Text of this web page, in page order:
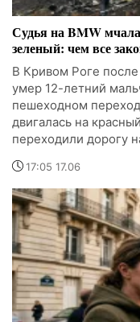
Судья на BMW
зеленый: чем все
В Кривом Роге
умер 12-летний
пешеходном
двигалась на
переходили дорогу
17:05 17.06